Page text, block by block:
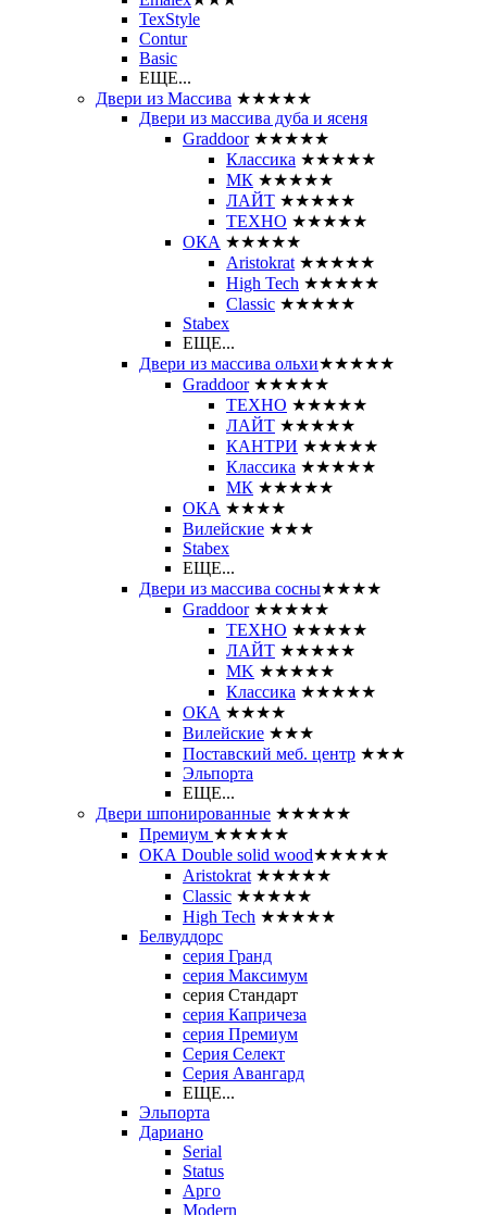
TexStyle
Contur
Basic
ЕЩЕ...
Двери из Массива ★★★★★
Двери из массива дуба и ясеня
Graddoor ★★★★★
Классика ★★★★★
МК ★★★★★
ЛАЙТ ★★★★★
ТЕХНО ★★★★★
ОКА ★★★★★
Aristokrat ★★★★★
High Tech ★★★★★
Classic ★★★★★
Stabex
ЕЩЕ...
Двери из массива ольхи★★★★★
Graddoor ★★★★★
ТЕХНО ★★★★★
ЛАЙТ ★★★★★
КАНТРИ ★★★★★
Классика ★★★★★
МК ★★★★★
ОКА ★★★★
Вилейские ★★★
Stabex
ЕЩЕ...
Двери из массива сосны★★★★
Graddoor ★★★★★
ТЕХНО ★★★★★
ЛАЙТ ★★★★★
MK ★★★★★
Классика ★★★★★
ОКА ★★★★
Вилейские ★★★
Поставский меб. центр ★★★
Эльпорта
ЕЩЕ...
Двери шпонированные ★★★★★
Премиум ★★★★★
ОКА Double solid wood★★★★★
Aristokrat ★★★★★
Classic ★★★★★
High Tech ★★★★★
Белвуддорс
серия Гранд
серия Максимум
серия Стандарт
серия Капричеза
серия Премиум
Серия Селект
Серия Авангард
ЕЩЕ...
Эльпорта
Дариано
Serial
Status
Арго
Modern